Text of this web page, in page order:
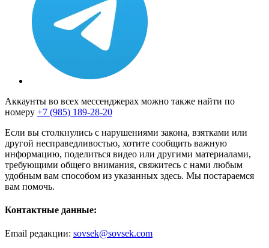
Аккаунты во всех мессенджерах можно также найти по
номеру +7 (985) 189-28-20
Если вы столкнулись с нарушениями закона, взятками или
другой несправедливостью, хотите сообщить важную
информацию, поделиться видео или другими материалами,
требующими общего внимания, свяжитесь с нами любым
удобным вам способом из указанных здесь. Мы постараемся
вам помочь.
Контактные данные:
Email редакции: sovsek@sovsek.com